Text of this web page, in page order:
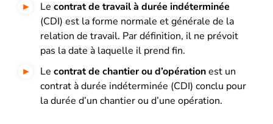
Le contrat de travail à durée indéterminée
(CDI) est la forme normale et générale de la
relation de travail. Par définition, il ne prévoit
pas la date à laquelle il prend fin.
Le contrat de chantier ou d’opérationest un
contrat à durée indéterminée (CDI) conclu pour
la durée d’un chantier ou d’une opération.